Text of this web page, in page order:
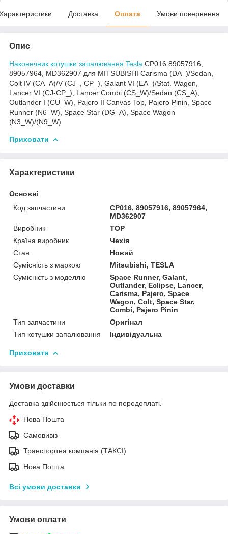
Доставка Оплата Умови повернення
Опис
Наконечник котушки запалювання Tesla CP016 89057916,
89057964, MD362907 для MITSUBISHI Carisma (DA_)/Sedan,
Colt IV (CA_A)/V (CJ_, CP_), Galant VI (EA_)/Stat. Wagon,
Lancer VI (CJ-CP_), Lancer Combi (CS_W)/Sedan (CS_A),
Outlander I (CU_W), Pajero II Canvas Top, Pajero Pinin, Space
Runner (N6_W), Space Star (DG_A), Space Wagon
(N3_W)/(N9_W)
Приховати
Характеристики
Основні
Код запчастини
CP016, 89057916, 89057964,
MD362907
Виробник
TOP
Країна виробник
Чехія
Стан
Новий
Сумісність з маркою
Mitsubishi, TESLA
Сумісність з моделлю
Space Runner, Galant,
Outlander, Eclipse, Lancer,
Carisma, Pajero, Space
Wagon, Colt, Space Star,
Combi, Pajero Pinin
Тип запчастини
Оригінал
Тип котушки запалювання
Індивідуальна
Приховати
Умови доставки
Доставка здійснюється тільки по передоплаті.
Нова Пошта
Самовивіз
Транспортна компанія (ТАКСІ)
Нова Пошта
Всі умови доставки
Умови оплати